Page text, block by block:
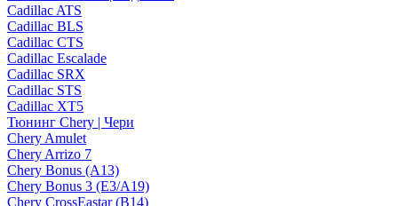
Cadillac ATS
Cadillac BLS
Cadillac CTS
Cadillac Escalade
Cadillac SRX
Cadillac STS
Cadillac XT5
Тюнинг Chery | Чери
Chery Amulet
Chery Arrizo 7
Chery Bonus (A13)
Chery Bonus 3 (E3/A19)
Chery CrossEastar (B14)